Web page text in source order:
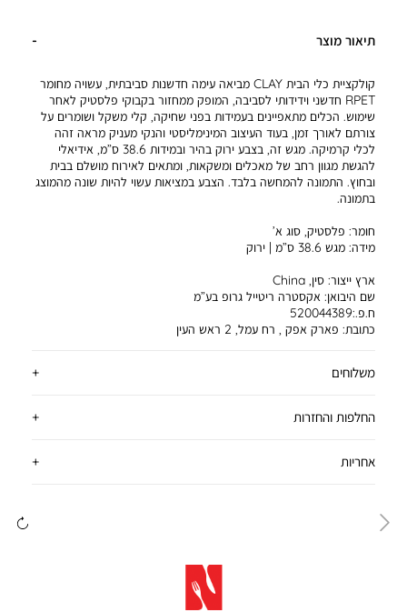
תיאור מוצר
קולקציית כלי הבית CLAY מביאה עימה חדשנות סביבתית, עשויה מחומר
RPET חדשני וידידותי לסביבה, המופק ממחזור בקבוקי פלסטיק לאחר
שימוש. הכלים מתאפיינים בעמידות בפני שחיקה, קלי משקל ושומרים על
צורתם לאורך זמן, בעוד העיצוב המינימליסטי והנקי מעניק מראה זהה
לכלי קרמיקה. מגש זה, בצבע ירוק בהיר ובמידות 38.6 ס”מ, אידיאלי
להגשת מגוון רחב של מאכלים ומשקאות, ומתאים לאירוח מושלם בבית
ובחוץ. התמונה להמחשה בלבד. הצבע במציאות עשוי להיות שונה מהמוצג
בתמונה.
חומר: פלסטיק, סוג א’
מידה: מגש 38.6 ס”מ | ירוק
ארץ ייצור: סין, China
שם היבואן: אקסטרה ריטייל גרופ בע”מ
ח.פ.:520044389
כתובת: פארק אפק , רח עמל, 2 ראש העין
משלוחים
החלפות והחזרות
אחריות